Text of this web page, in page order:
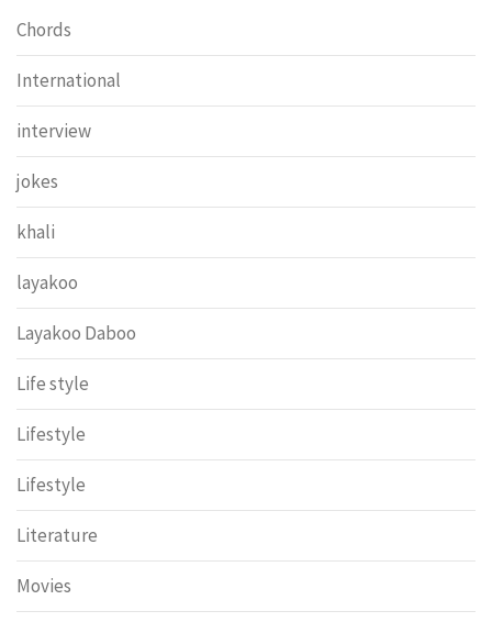
Chords
International
interview
jokes
khali
layakoo
Layakoo Daboo
Life style
Lifestyle
Lifestyle
Literature
Movies